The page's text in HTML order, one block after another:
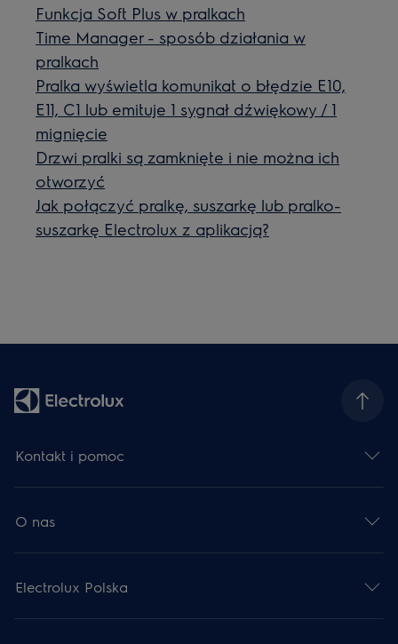
Funkcja Soft Plus w pralkach
Time Manager - sposób działania w
pralkach
Pralka wyświetla komunikat o błędzie E10,
E11, C1 lub emituje 1 sygnał dźwiękowy / 1
mignięcie
Drzwi pralki są zamknięte i nie można ich
otworzyć
Jak połączyć pralkę, suszarkę lub pralko-
suszarkę Electrolux z aplikacją?
Kontakt i pomoc
O nas
Electrolux Polska